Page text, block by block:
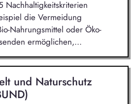
Nachhaltigkeitskriterien
die Vermeidung
Nahrungsmittel oder Öko-
ermöglichen,...
und Naturschutz